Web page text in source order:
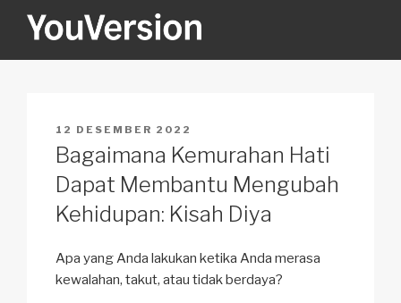
YOUVERSION
POSTED
ON
12 DESEMBER 2022
Bagaimana Kemurahan Hati
Dapat Membantu Mengubah
Kehidupan: Kisah Diya
Apa yang Anda lakukan ketika Anda merasa
kewalahan, takut, atau tidak berdaya?